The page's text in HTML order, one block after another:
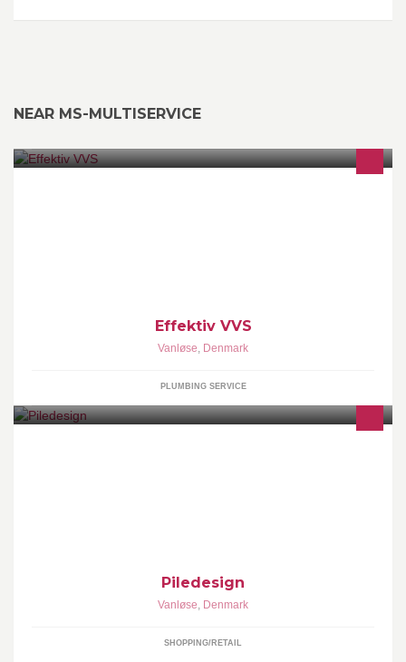
NEAR MS-MULTISERVICE
Effektiv VVS
Vanløse, Denmark
PLUMBING SERVICE
Piledesign
Vanløse, Denmark
SHOPPING/RETAIL